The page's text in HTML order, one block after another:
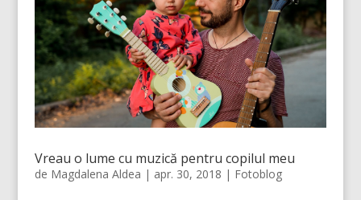
Vreau o lume cu muzică pentru copilul meu
de Magdalena Aldea | apr. 30, 2018 | Fotoblog